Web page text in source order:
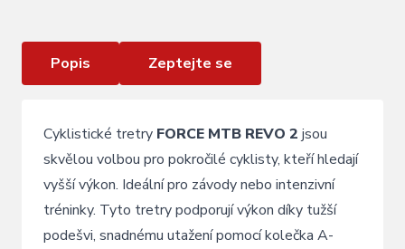
Popis Zeptejte se
Cyklistické tretry FORCE MTB REVO 2 jsou
skvělou volbou pro pokročilé cyklisty, kteří hledají
vyšší výkon. Ideální pro závody nebo intenzivní
tréninky. Tyto tretry podporují výkon díky tužší
podešvi, snadnému utažení pomocí kolečka A-